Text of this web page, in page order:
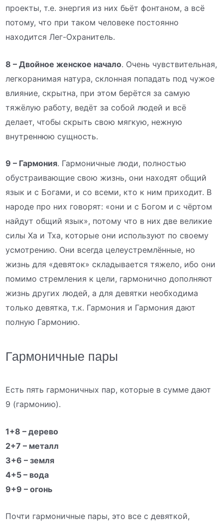
проекты, т.е. энергия из них бьёт фонтаном, а всё
потому, что при таком человеке постоянно
находится Лег-Охранитель.
8 – Двойное женское начало. Очень чувствительная,
легкоранимая натура, склонная попадать под чужое
влияние, скрытна, при этом берётся за самую
тяжёлую работу, ведёт за собой людей и всё
делает, чтобы скрыть свою мягкую, нежную
внутреннюю сущность.
9 – Гармония. Гармоничные люди, полностью
обустраивающие свою жизнь, они находят общий
язык и с Богами, и со всеми, кто к ним приходит. В
народе про них говорят: «они и с Богом и с чёртом
найдут общий язык», потому что в них две великие
силы Ха и Тха, которые они используют по своему
усмотрению. Они всегда целеустремлённые, но
жизнь для «девяток» складывается тяжело, ибо они
помимо стремления к цели, гармонично дополняют
жизнь других людей, а для девятки необходима
только девятка, т.к. Гармония и Гармония дают
полную Гармонию.
Гармоничные пары
Есть пять гармоничных пар, которые в сумме дают
9 (гармонию).
1+8 – дерево
2+7 – металл
3+6 – земля
4+5 – вода
9+9 – огонь
Почти гармоничные пары, это все с девяткой,